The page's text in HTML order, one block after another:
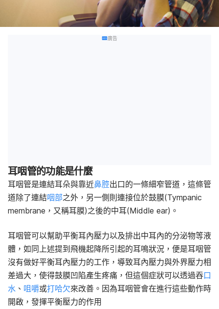
廣告
耳咽管的功能是什麼
耳咽管是連結耳朵與靠近鼻腔出口的一條細窄管道，這條管
道除了連結咽部之外，另一側則連接位於鼓膜(Tympanic
membrane，又稱耳膜)之後的中耳(Middle ear)。
耳咽管可以幫助平衡耳內壓力以及排出中耳內的分泌物等液
體，如同上述提到飛機起降所引起的耳鳴狀況，便是耳咽管
沒有做好平衡耳內壓力的工作，導致耳內壓力與外界壓力相
差過大，使得鼓膜凹陷產生疼痛，但這個症狀可以透過吞口
水 、 咀嚼或打哈欠來改善。因為耳咽管會在進行這些動作時
開啟，發揮平衡壓力的作用